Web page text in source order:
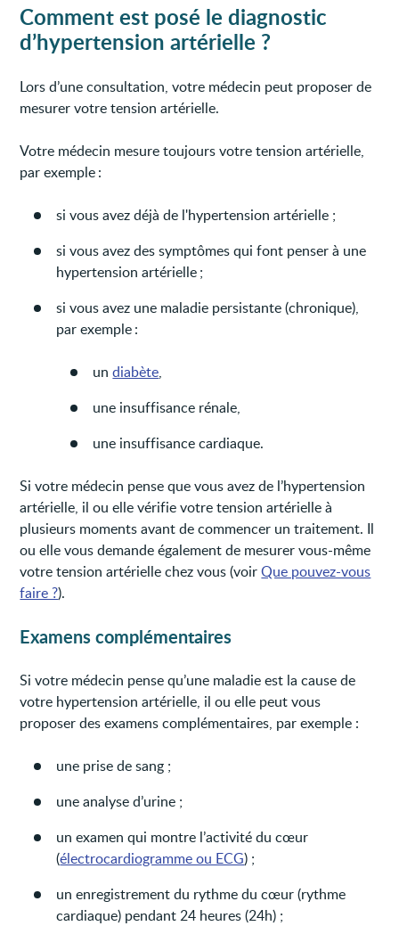
Comment est posé le diagnostic
d’hypertension artérielle ?
Lors d’une consultation, votre médecin peut proposer de
mesurer votre tension artérielle.
Votre médecin mesure toujours votre tension artérielle,
par exemple :
si vous avez déjà de l'hypertension artérielle ;
si vous avez des symptômes qui font penser à une
hypertension artérielle ;
si vous avez une maladie persistante (chronique),
par exemple :
undiabète,
une insuffisance rénale,
une insuffisance cardiaque.
Si votre médecin pense que vous avez de l’hypertension
artérielle, il ou elle vérifie votre tension artérielle à
plusieurs moments avant de commencer un traitement. Il
ou elle vous demande également de mesurer vous-même
votre tension artérielle chez vous (voirQue pouvez-vous
faire ?).
Examens complémentaires
Si votre médecin pense qu’une maladie est la cause de
votre hypertension artérielle, il ou elle peut vous
proposer des examens complémentaires, par exemple :
une prise de sang ;
une analyse d’urine ;
un examen qui montre l’activité du cœur
(électrocardiogramme ou ECG) ;
un enregistrement du rythme du cœur (rythme
cardiaque) pendant 24 heures (24h) ;